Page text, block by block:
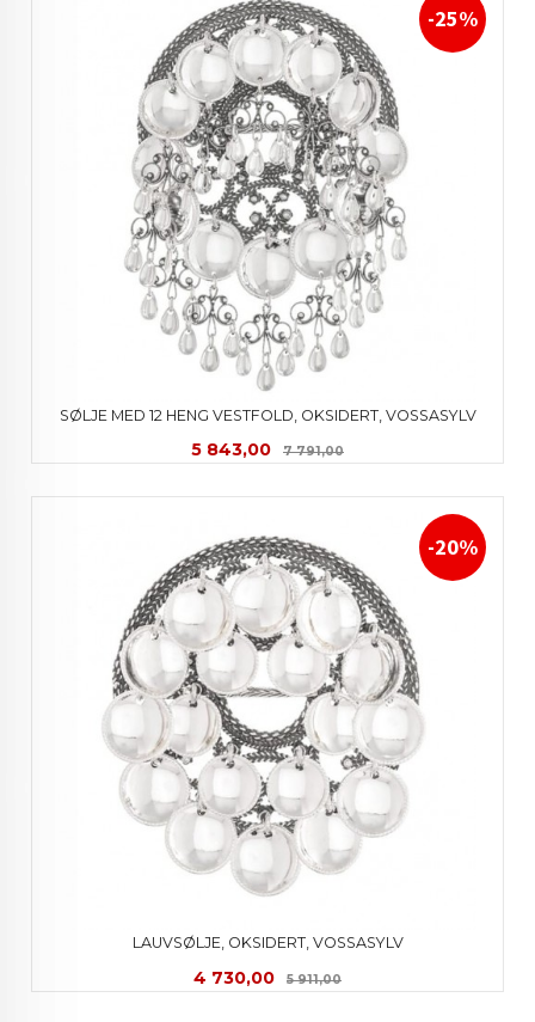
SØLJE MED 12 HENG VESTFOLD, OKSIDERT, VOSSASYLV
Tilbud
5 843,00 7 791,00Rabatt
-25%
LAUVSØLJE, OKSIDERT, VOSSASYLV
Tilbud
4 730,00 5 911,00Rabatt
-20%